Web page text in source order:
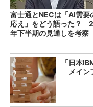
富士通とNECは「AI需要
応え」をどう語った？
年下半期の見通しを考察
「日本
メイン